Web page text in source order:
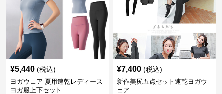
¥5,440 (税込)
ヨガウェア 夏用速乾レディース
ヨガ服上下セット
¥7,400 (税込)
新作美尻五点セット速乾ヨガウ
ェア